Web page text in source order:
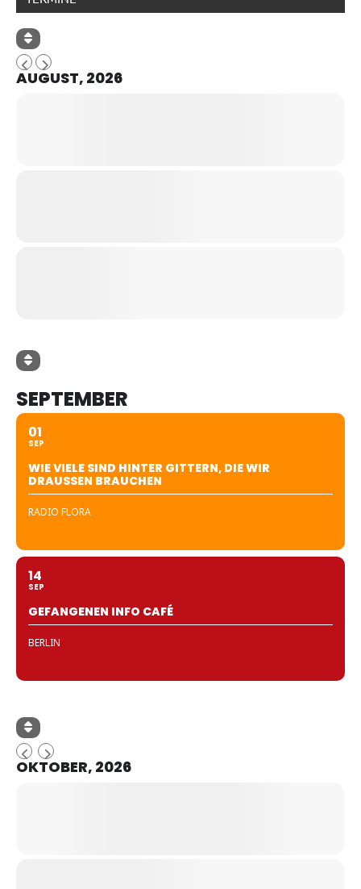
AUGUST, 2026
SEPTEMBER
01
SEP
WIE VIELE SIND HINTER GITTERN, DIE WIR
DRAUSSEN BRAUCHEN
RADIO FLORA
14
SEP
GEFANGENEN INFO CAFÉ
BERLIN
OKTOBER, 2026